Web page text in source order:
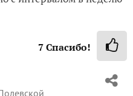
7Спасибо!